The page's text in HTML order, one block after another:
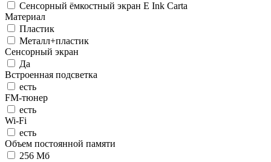
Сенсорный ёмкостный экран E Ink Carta
Материал
Пластик
Металл+пластик
Сенсорный экран
Да
Встроенная подсветка
есть
FM-тюнер
есть
Wi-Fi
есть
Объем постоянной памяти
256 Мб